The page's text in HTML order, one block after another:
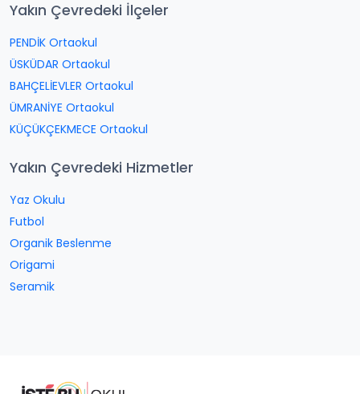
Yakın Çevredeki İlçeler
PENDİK Ortaokul
ÜSKÜDAR Ortaokul
BAHÇELİEVLER Ortaokul
ÜMRANİYE Ortaokul
KÜÇÜKÇEKMECE Ortaokul
Yakın Çevredeki Hizmetler
Yaz Okulu
Futbol
Organik Beslenme
Origami
Seramik